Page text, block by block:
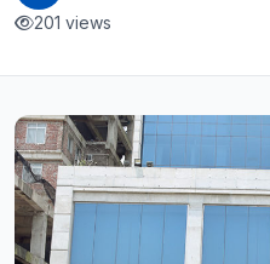
201 views